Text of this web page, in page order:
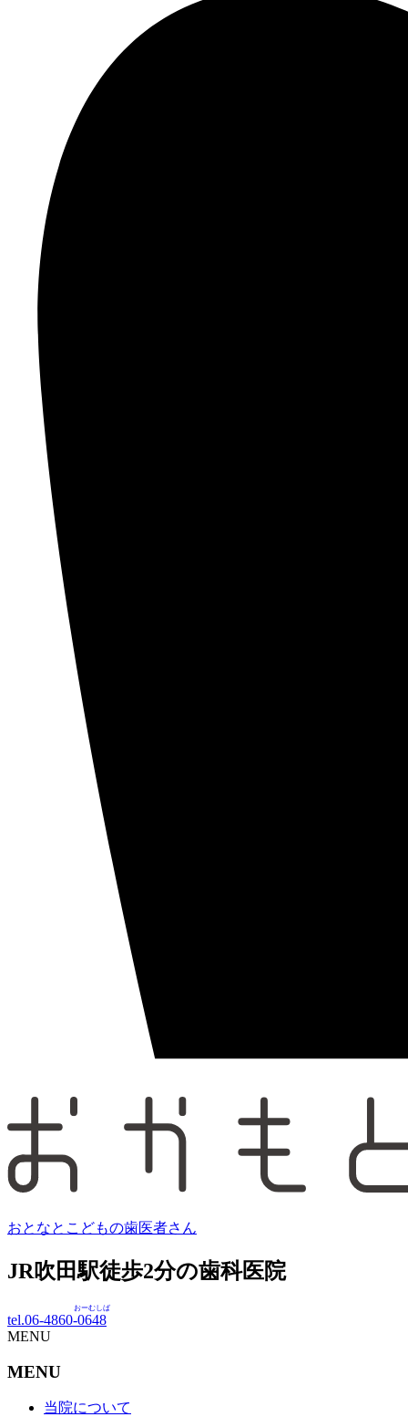
おとなとこどもの歯医者さん
JR吹田駅徒歩2分の歯科医院
tel.06-4860-0648
おーむしば
MENU
MENU
当院について